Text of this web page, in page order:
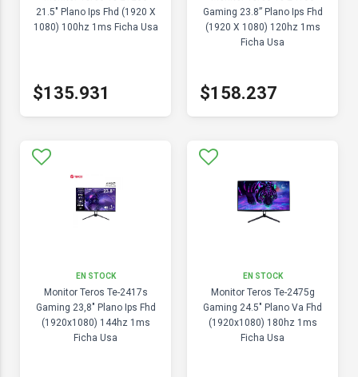
21.5" Plano Ips Fhd (1920 X
1080) 100hz 1ms Ficha Usa
$135.931
Gaming 23.8” Plano Ips Fhd
(1920 X 1080) 120hz 1ms
Ficha Usa
$158.237
EN STOCK
Monitor Teros Te-2417s
Gaming 23,8" Plano Ips Fhd
(1920x1080) 144hz 1ms
Ficha Usa
EN STOCK
Monitor Teros Te-2475g
Gaming 24.5" Plano Va Fhd
(1920x1080) 180hz 1ms
Ficha Usa